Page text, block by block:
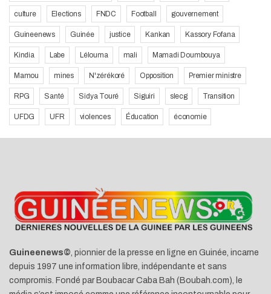
culture Elections FNDC Football gouvernement
Guineenews Guinée justice Kankan Kassory Fofana
Kindia Labe Lélouma mali Mamadi Doumbouya
Mamou mines N'zérékoré Opposition Premier ministre
RPG Santé Sidya Touré Siguiri slecg Transition
UFDG UFR violences Éducation économie
Guineenews© , pionnier de la presse en ligne en Guinée, incarne
depuis 1997 une information libre, indépendante et sans
compromis. Fondé par Boubacar Caba Bah (Boubah.com), le